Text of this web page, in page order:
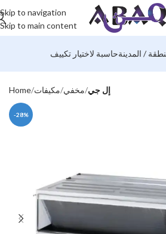
Skip to navigation
Skip to main content
حاسبة لاختيار تكييف/ المدينة
Home مكيفات مخفي إل جي
-28%